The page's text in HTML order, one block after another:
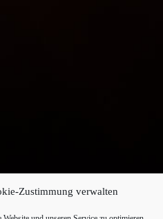
Zustimmung verwalten